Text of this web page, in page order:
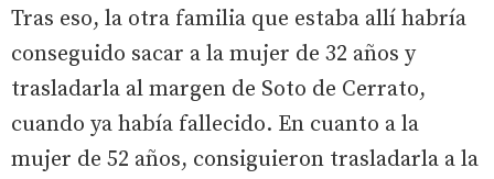
Tras eso, la otra familia que estaba allí habría
conseguido sacar a la mujer de 32 años y
trasladarla al margen de Soto de Cerrato,
cuando ya había fallecido. En cuanto a la
mujer de 52 años, consiguieron trasladarla a la